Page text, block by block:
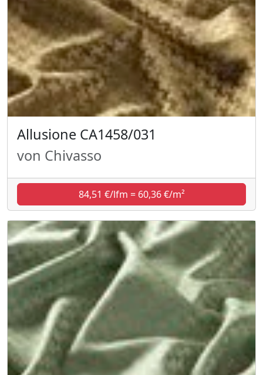
Allusione CA1458/031
von Chivasso
84,51 €/lfm = 60,36 €/m²